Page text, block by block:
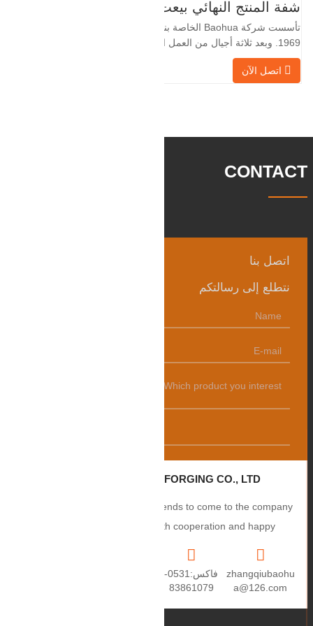
الاستيراد والتصدير مباشرة مع العملاء
الأجانب،
شفة المنتج النهائي بيعت
تأسست شركة Baohua الخاصة بنا في عام
1969. وبعد ثلاثة أجيال من العمل الشاق،
وتوليد طاقة الرياح وقطع
اتصل الآن
CONTACT
اتصل بنا
نتطلع إلى رسالتكم
ZHANGQIU BAOHUA FORGING CO., LTD.
Sincerely welcome users and friends to come to the company
فاكس:0531-
83861079
zhangqiubaohu
a@126.com